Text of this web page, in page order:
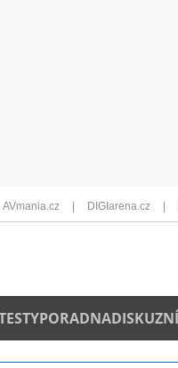
AVmania.cz DIGIarena.cz
PORADNA